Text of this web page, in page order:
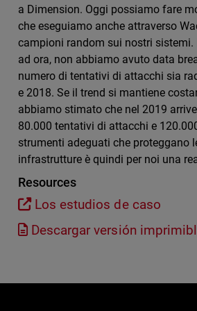
a Dimension. Oggi possiamo fare
che eseguiamo anche attraverso
campioni random sui nostri sistemi.
ad ora, non abbiamo avuto data
numero di tentativi di attacchi sia
e 2018. Se il trend si mantiene
abbiamo stimato che nel 2019
80.000 tentativi di attacchi e
strumenti adeguati che proteggano
infrastrutture è quindi per noi una
Resources
Los estudios de caso
Descargar versión